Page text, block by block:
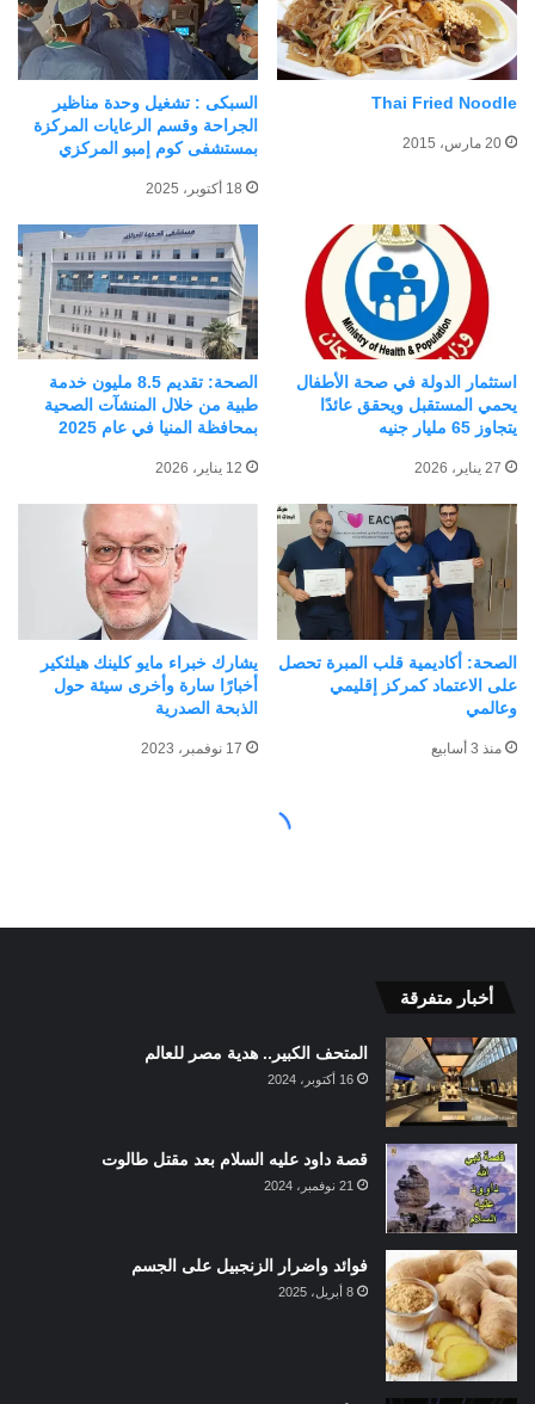
أخبار متفرقة
المتحف الكبير.. هدية مصر للعالم
16 أكتوبر، 2024
قصة داود عليه السلام بعد مقتل طالوت
21 نوفمبر، 2024
فوائد واضرار الزنجبيل على الجسم
8 أبريل، 2025